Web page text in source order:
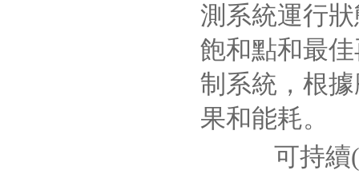
測系統運行
飽和點和最
制系統，根
果和能耗。
可持續